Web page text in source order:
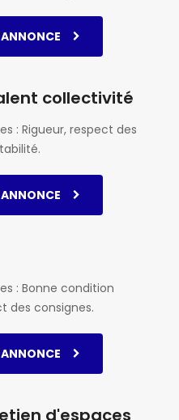
collectivité
: Rigueur, respect des
: Bonne condition
des consignes.
d'espaces